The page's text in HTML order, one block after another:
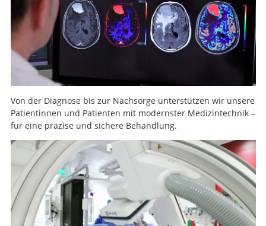
Von der Diagnose bis zur Nachsorge unterstützen wir unsere
Patientinnen und Patienten mit modernster Medizintechnik –
für eine präzise und sichere Behandlung.